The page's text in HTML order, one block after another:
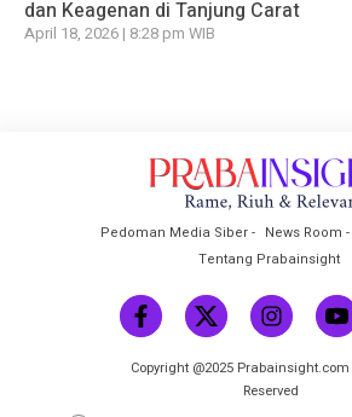
dan Keagenan di Tanjung Carat
April 18, 2026 | 8:28 pm WIB
Pedoman Media Siber News Room
Tentang Prabainsight
Copyright @2025
Reserved